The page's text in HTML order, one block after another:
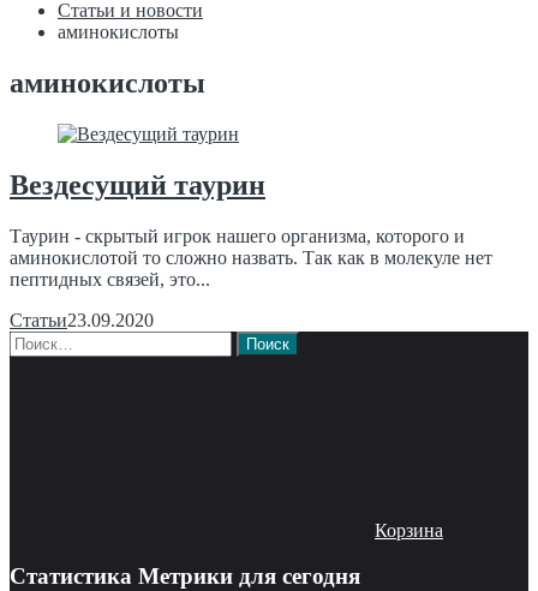
Статьи и новости
аминокислоты
аминокислоты
Вездесущий таурин
Таурин - скрытый игрок нашего организма, которого и
аминокислотой то сложно назвать. Так как в молекуле нет
пептидных связей, это...
Статьи23.09.2020
Найти:
Корзина
Статистика Метрики для сегодня